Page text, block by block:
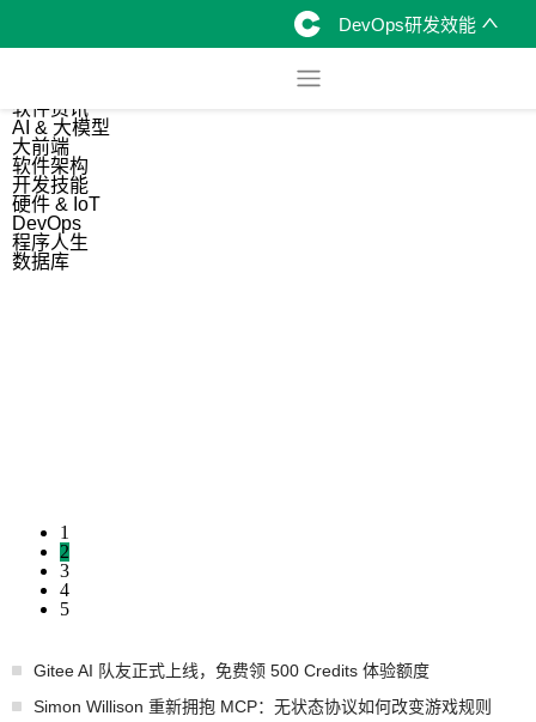
DevOps研发效能
软件资讯
AI & 大模型
大前端
软件架构
开发技能
硬件 & IoT
DevOps
程序人生
数据库
1
2
3
4
5
Gitee AI 队友正式上线，免费领 500 Credits 体验额度
Simon Willison 重新拥抱 MCP：无状态协议如何改变游戏规则